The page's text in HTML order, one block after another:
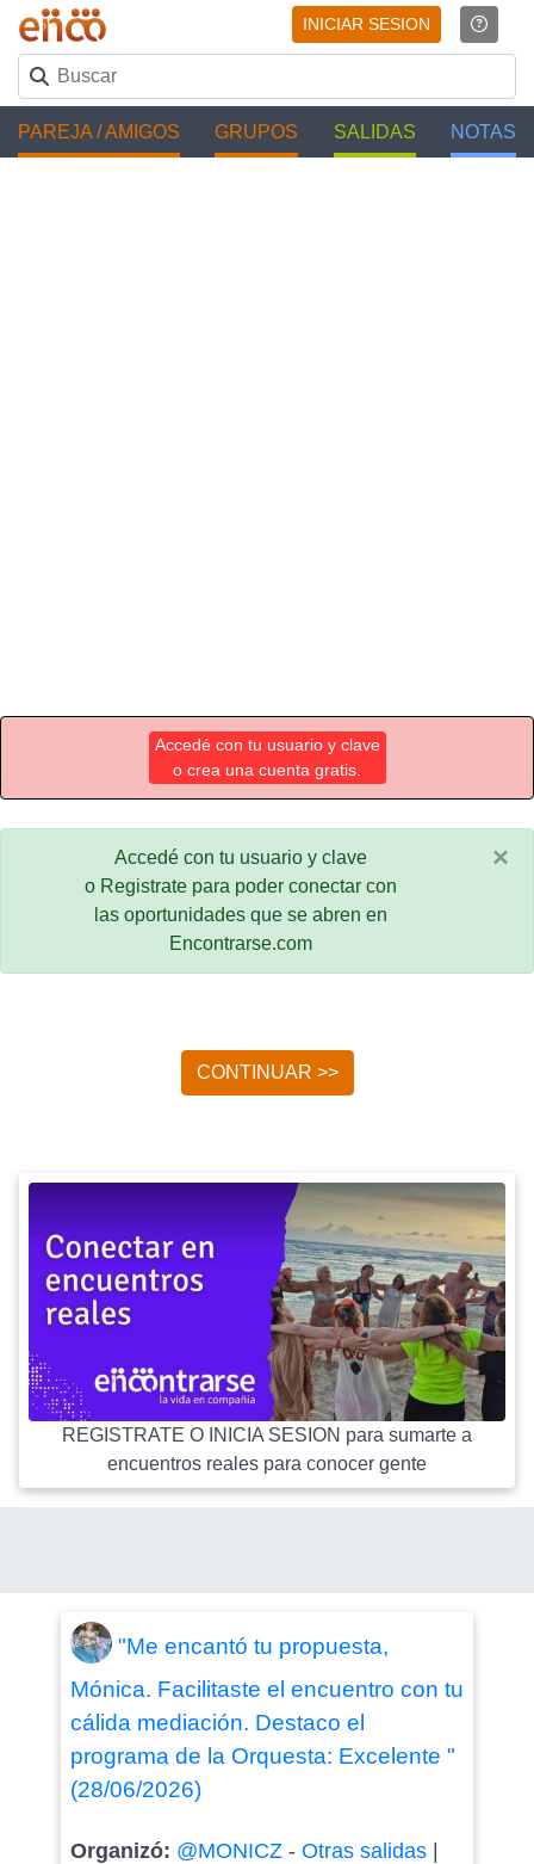
INICIAR SESION
PAREJA / AMIGOS GRUPOS SALIDAS NOTAS
Accedé con tu usuario y clave
o crea una cuenta gratis.
Accedé con tu usuario y clave
o Registrate para poder conectar con
las oportunidades que se abren en
Encontrarse.com
×
CONTINUAR >>
REGISTRATE O INICIA SESION para sumarte a
encuentros reales para conocer gente
"Me encantó tu propuesta,
Mónica. Facilitaste el encuentro con tu
cálida mediación. Destaco el
programa de la Orquesta: Excelente "
(28/06/2026)
Organizó: @MONICZ- Otras salidas|